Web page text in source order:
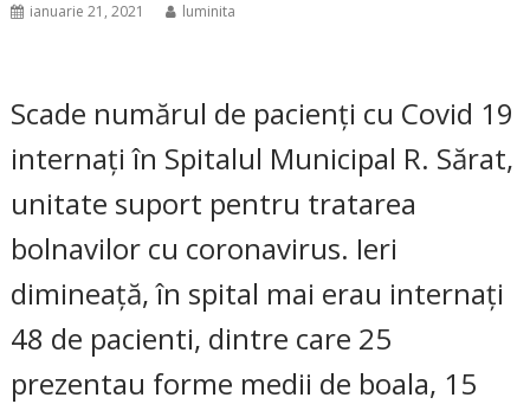
ianuarie 21, 2021 luminita
Scade numărul de pacienți cu Covid 19
internați în Spitalul Municipal R. Sărat,
unitate suport pentru tratarea
bolnavilor cu coronavirus. Ieri
dimineață, în spital mai erau internați
48 de pacienti, dintre care 25
prezentau forme medii de boala, 15